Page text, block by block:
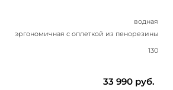
водная
эргономичная с оплеткой из пенорезины
130
33 990 руб.